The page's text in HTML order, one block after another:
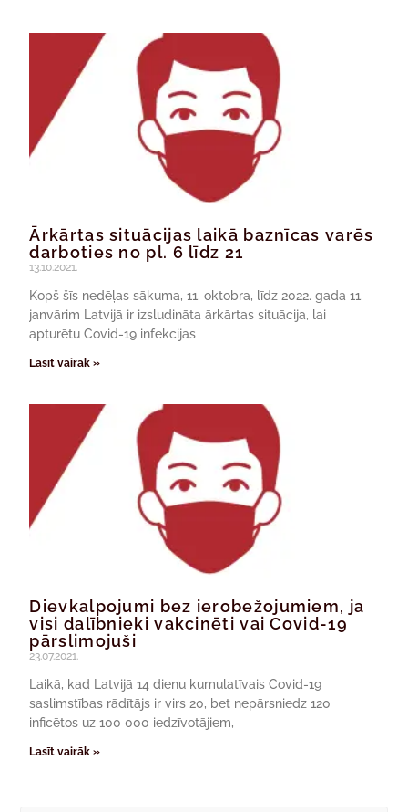
Ārkārtas situācijas laikā baznīcas varēs
darboties no pl. 6 līdz 21
13.10.2021.
Kopš šīs nedēļas sākuma, 11. oktobra, līdz 2022. gada 11.
janvārim Latvijā ir izsludināta ārkārtas situācija, lai
apturētu Covid-19 infekcijas
Lasīt vairāk »
Dievkalpojumi bez ierobežojumiem, ja
visi dalībnieki vakcinēti vai Covid-19
pārslimojuši
23.07.2021.
Laikā, kad Latvijā 14 dienu kumulatīvais Covid-19
saslimstības rādītājs ir virs 20, bet nepārsniedz 120
inficētos uz 100 000 iedzīvotājiem,
Lasīt vairāk »